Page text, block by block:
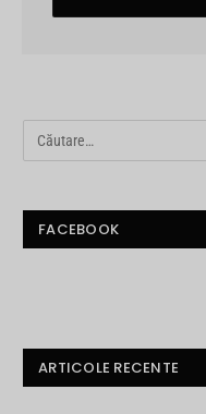
FACEBOOK
ARTICOLE RECENTE